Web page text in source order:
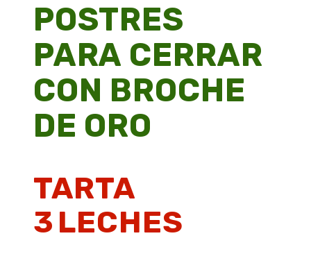
POSTRES
PARA CERRAR
CON BROCHE
DE ORO
TARTA
3 LECHES